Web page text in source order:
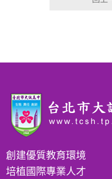
創建優質教育環境
培植國際專業人才